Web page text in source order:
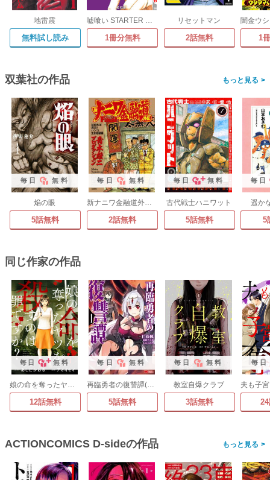
地雷震
無料試し読み
嘘喰い STARTER BOOK
1冊分無料
リセットマン
2話無料 1
双葉社の作品 >
毎日 無料
焔の眼
5話無料
毎日 無料
新ナニワ金融道外伝ファイナル
2話無料
毎日 無料
古代戦士ハニワット
5話無料
毎日
遥か
5
同じ作家の作品
毎日 無料
娘の命を奪ったヤツを殺すのは罪ですか?
12話無料
毎日 無料
再臨勇者の復讐譚(コミック)
5話無料
毎日 無料
教室自爆クラブ
3話無料
毎日
ACTIONCOMICS D-sideの作品 >